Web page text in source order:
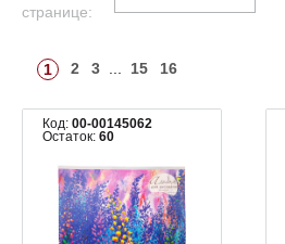
странице:
1 2 3 15 16
Код: 00-00145062
Остаток: 60